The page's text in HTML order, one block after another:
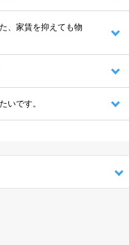
、家賃を抑えても物
いです。